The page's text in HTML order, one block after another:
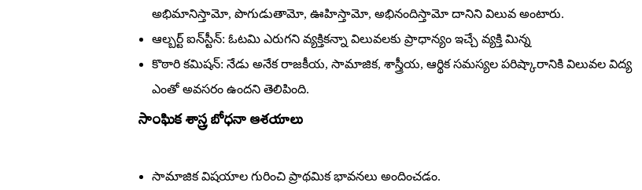
అభిమానిస్తామో, పొగుడుతామో, ఊహిస్తామో, అభినందిస్తామో దానిని విలువ అంటారు.
ఆల్బర్ట్‌ ఐన్‌స్టీన్‌: ఓటమి ఎరుగని వ్యక్తికన్నా విలువలకు ప్రాధాన్యం ఇచ్చే వ్యక్తి మిన్న
కొఠారి కమిషన్‌: నేడు అనేక రాజకీయ, సామాజిక, శాస్త్రీయ, ఆర్థిక సమస్యల పరిష్కారానికి విలువల విద్య
ఎంతో అవసరం ఉందని తెలిపింది.
సాంఘిక శాస్త్ర బోధనా ఆశయాలు
సామాజిక విషయాల గురించి ప్రాథమిక భావనలు అందించడం.